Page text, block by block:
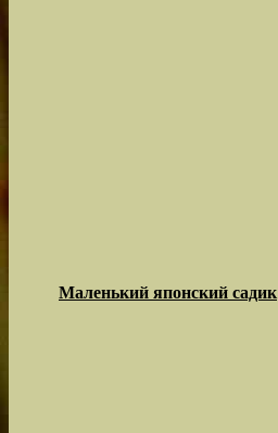
Маленький японский садик